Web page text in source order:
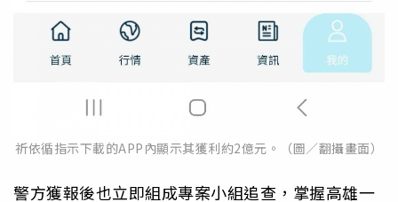
祈依循指示下載的APP內顯示其獲利約2億元。（圖／翻攝畫面）
警方獲報後也立即組成專案小組追查，掌握高雄一